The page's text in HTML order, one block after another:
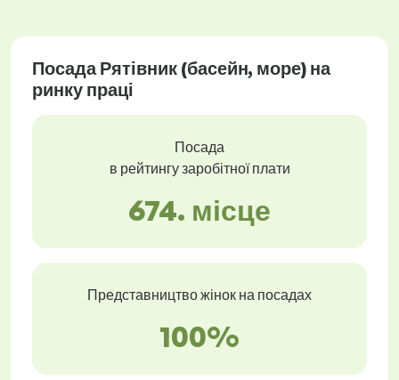
Посада Рятівник (басейн, море) на
ринку праці
Посада
в рейтингу заробітної плати
674. місце
Представництво жінок на посадах
100%